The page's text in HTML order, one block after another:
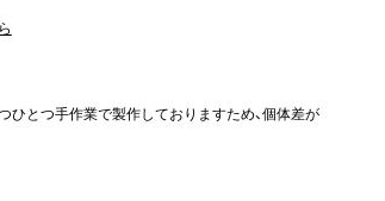
ひとつ手作業で製作しておりますため、個体差が